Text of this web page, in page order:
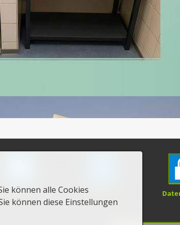
Service Impressum
können alle Cookies
können diese Einstellungen